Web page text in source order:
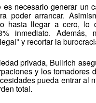
necesario generar un
poder arrancar.
hasta llegar a cero, lo
inmediato.
y recortar la
privada, Bullrich
y los tomadores
pueda entrar al
total.